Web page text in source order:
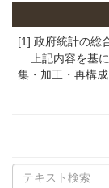
[1] 政府統計の総
上記内容を基に
集・加工・再構